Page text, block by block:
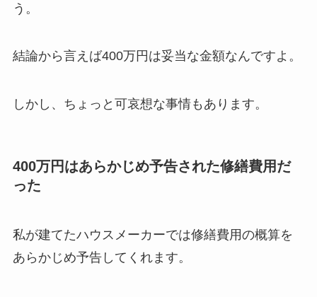
う。
結論から言えば400万円は妥当な金額なんですよ。
しかし、ちょっと可哀想な事情もあります。
400万円はあらかじめ予告された修繕費用だ
った
私が建てたハウスメーカーでは修繕費用の概算を
あらかじめ予告してくれます。